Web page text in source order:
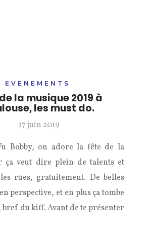
EVENEMENTS
la musique 2019 à
les must do.
17 juin 2019
Bobby, on adore la fête de la
ça veut dire plein de talents et
rues, gratuitement. De belles
perspective, et en plus ça tombe
du kiff. Avant de te présenter